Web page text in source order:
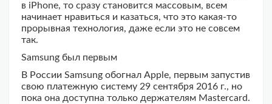
в iPhone, то сразу становится массовым, всем
начинает нравиться и казаться, что это какая-то
прорывная технология, даже если это не совсем
так.
Samsung был первым
В России Samsung обогнал Apple, первым запустив
свою платежную систему 29 сентября 2016 г., но
пока она доступна только держателям Mastercard.